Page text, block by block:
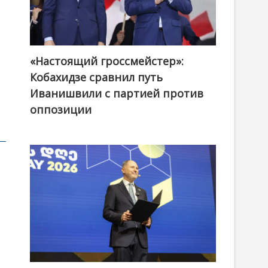
@ქართული ოცნება / Georgian Dream
«Настоящий гроссмейстер»:
Кобахидзе сравнил путь
Иванишвили с партией против
оппозиции